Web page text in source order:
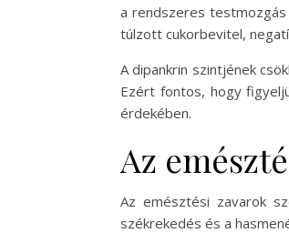
a rendszeres testmozgás
túlzott cukorbevitel,
A dipankrin szintjének
Ezért fontos, hogy
érdekében.
Az
Az emésztési zavarok
székrekedés és a